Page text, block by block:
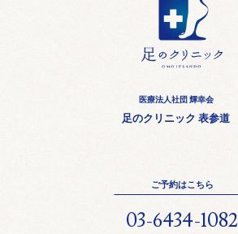
医療法人社団 輝幸会
足のクリニック 表参道
ご予約はこちら
03-6434-1082